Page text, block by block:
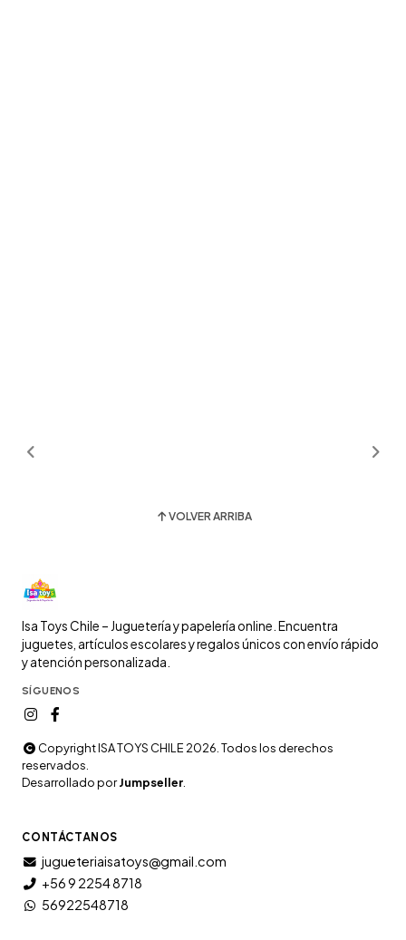
VOLVER ARRIBA
Isa Toys Chile – Juguetería y papelería online. Encuentra
juguetes, artículos escolares y regalos únicos con envío rápido
y atención personalizada.
SÍGUENOS
Copyright ISA TOYS CHILE 2026. Todos los derechos
reservados.
Desarrollado porJumpseller.
CONTÁCTANOS
jugueteriaisatoys@gmail.com
+56 9 2254 8718
56922548718